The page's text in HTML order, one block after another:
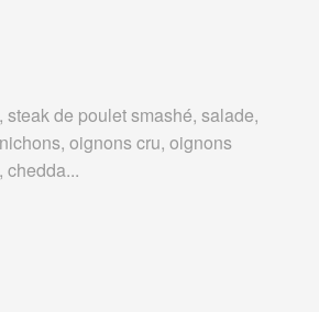
steak de poulet smashé, salade,
oignons cru, oignons
chedda...